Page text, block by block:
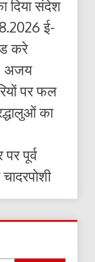
दिया संदेश
ई-
करे
अजय
पर फल
का
पूर्व